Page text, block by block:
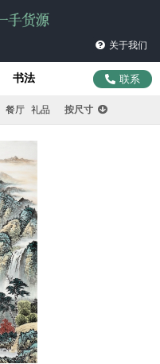
关于我们
书法 联系
餐厅 礼品 按尺寸